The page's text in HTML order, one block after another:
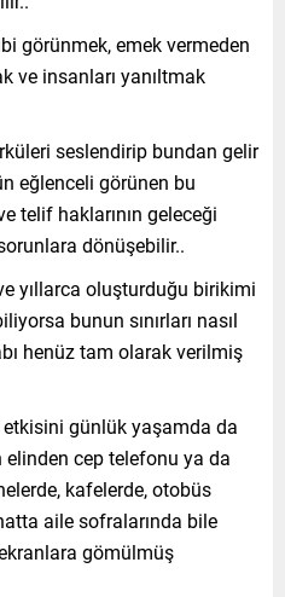
görünmek, emek vermeden
ve insanları yanıltmak
seslendirip bundan gelir
eğlenceli görünen bu
telif haklarının geleceği
dönüşebilir..
yıllarca oluşturduğu birikimi
bunun sınırları nasıl
henüz tam olarak verilmiş
günlük yaşamda da
elinden cep telefonu ya da
kafelerde, otobüs
aile sofralarında bile
gömülmüş